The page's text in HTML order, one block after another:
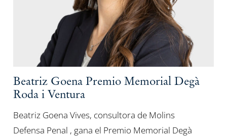
Beatriz Goena Premio Memorial Degà
Roda i Ventura
Beatriz Goena Vives, consultora de Molins
Defensa Penal , gana el Premio Memorial Degà